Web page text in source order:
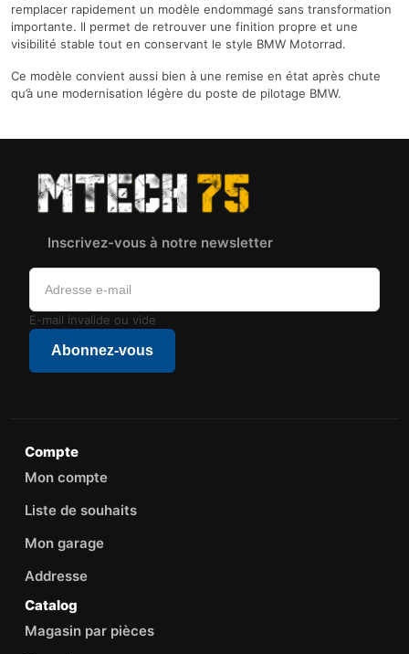
remplacer rapidement un modèle endommagé sans transformation
importante. Il permet de retrouver une finition propre et une
visibilité stable tout en conservant le style BMW Motorrad.
Ce modèle convient aussi bien à une remise en état après chute
qu’à une modernisation légère du poste de pilotage BMW.
Inscrivez-vous à notre newsletter
E-mail invalide ou vide
Abonnez-vous
Compte
Mon compte
Liste de souhaits
Mon garage
Addresse
Catalog
Magasin par pièces